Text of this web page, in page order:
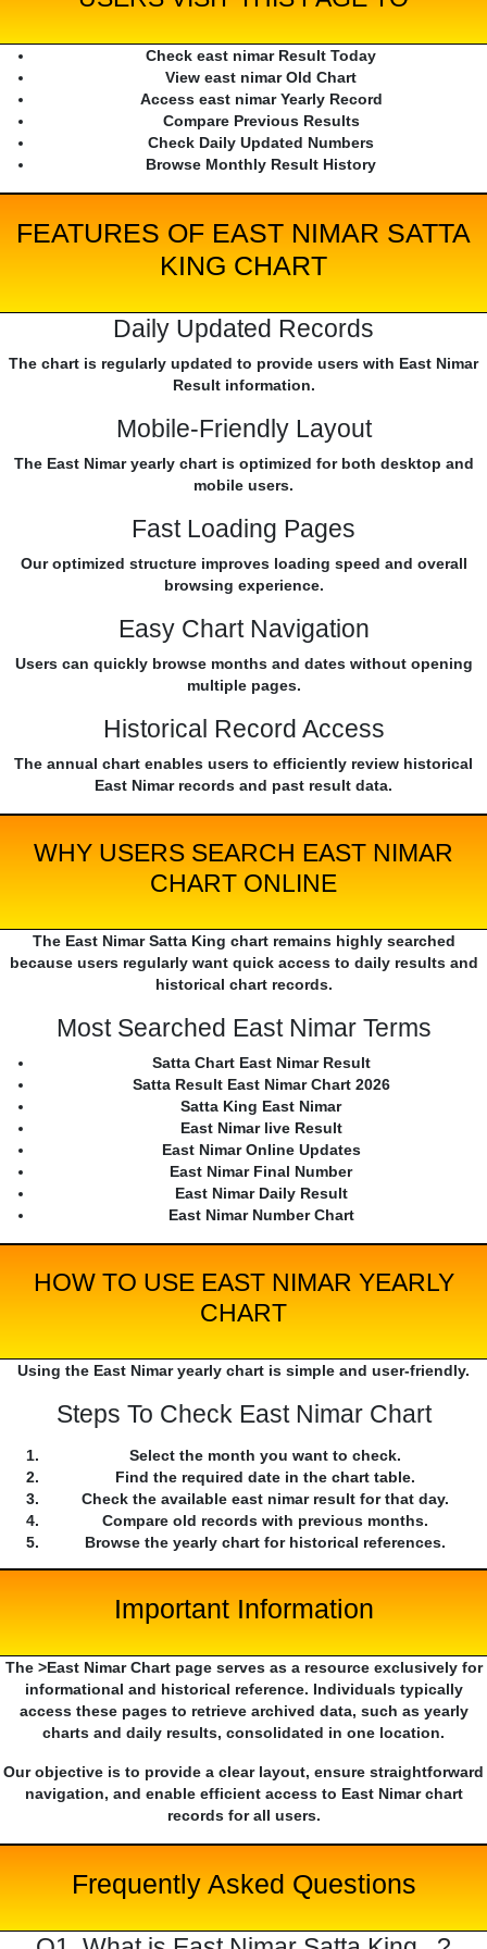
Check east nimar Result Today
View east nimar Old Chart
Access east nimar Yearly Record
Compare Previous Results
Check Daily Updated Numbers
Browse Monthly Result History
FEATURES OF EAST NIMAR SATTA
KING CHART
Daily Updated Records
The chart is regularly updated to provide users with East Nimar
Result information.
Mobile-Friendly Layout
The East Nimar yearly chart is optimized for both desktop and
mobile users.
Fast Loading Pages
Our optimized structure improves loading speed and overall
browsing experience.
Easy Chart Navigation
Users can quickly browse months and dates without opening
multiple pages.
Historical Record Access
The annual chart enables users to efficiently review historical
East Nimar records and past result data.
WHY USERS SEARCH EAST NIMAR
CHART ONLINE
The East Nimar Satta King chart remains highly searched
because users regularly want quick access to daily results and
historical chart records.
Most Searched East Nimar Terms
Satta Chart East Nimar Result
Satta Result East Nimar Chart 2026
Satta King East Nimar
East Nimar live Result
East Nimar Online Updates
East Nimar Final Number
East Nimar Daily Result
East Nimar Number Chart
HOW TO USE EAST NIMAR YEARLY
CHART
Using the East Nimar yearly chart is simple and user-friendly.
Steps To Check East Nimar Chart
Select the month you want to check.
Find the required date in the chart table.
Check the available east nimar result for that day.
Compare old records with previous months.
Browse the yearly chart for historical references.
Important Information
The >East Nimar Chart page serves as a resource exclusively for
informational and historical reference. Individuals typically
access these pages to retrieve archived data, such as yearly
charts and daily results, consolidated in one location.
Our objective is to provide a clear layout, ensure straightforward
navigation, and enable efficient access to East Nimar chart
records for all users.
Frequently Asked Questions